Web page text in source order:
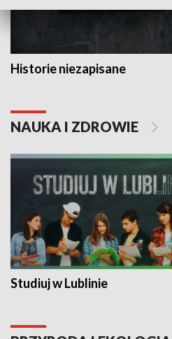
Historie niezapisane
NAUKA I ZDROWIE
Studiuj w Lublinie